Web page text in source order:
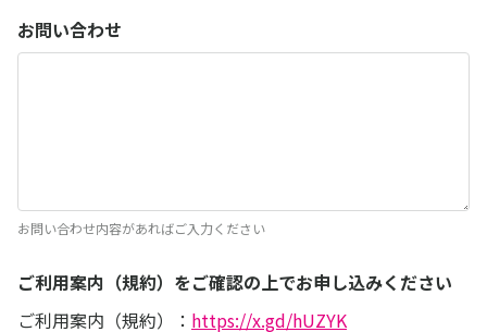
お問い合わせ
お問い合わせ内容があればご入力ください
ご利用案内（規約）をご確認の上でお申し込みください
ご利用案内（規約）： https://x.gd/hUZYK